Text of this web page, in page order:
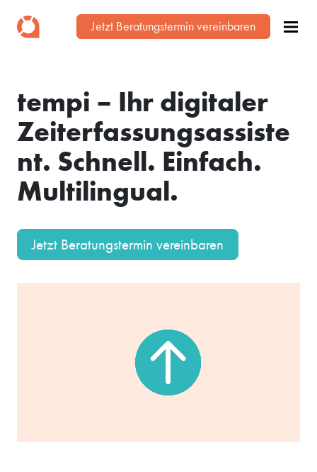
Jetzt Beratungstermin vereinbaren
tempi – Ihr digitaler
Zeiterfassungsassiste
nt. Schnell. Einfach.
Multilingual.
Jetzt Beratungstermin vereinbaren